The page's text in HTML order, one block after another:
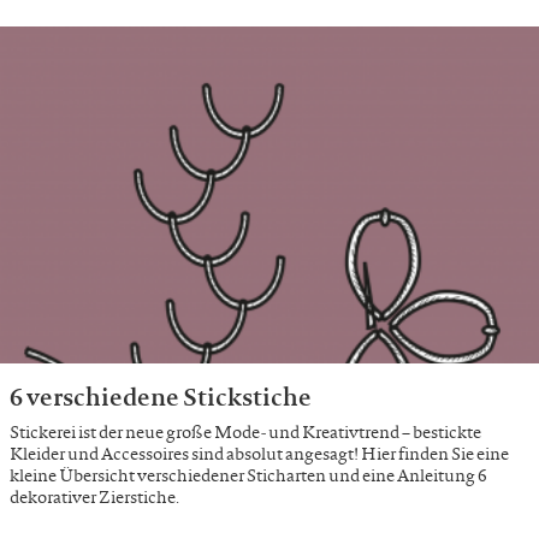
6 verschiedene Stickstiche
Stickerei ist der neue große Mode- und Kreativtrend – bestickte
Kleider und Accessoires sind absolut angesagt! Hier finden Sie eine
kleine Übersicht verschiedener Sticharten und eine Anleitung 6
dekorativer Zierstiche.